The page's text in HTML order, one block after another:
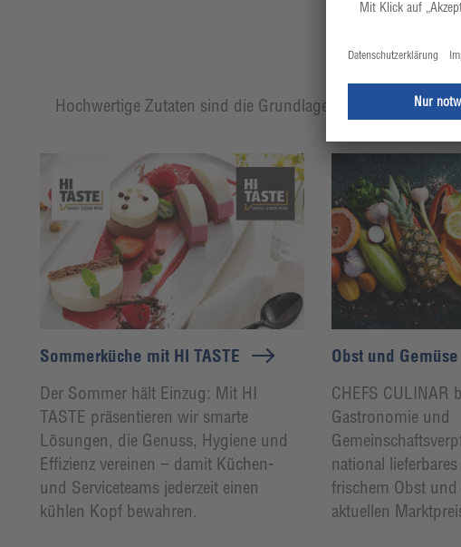
Hochwertige Zutaten sind die Grundlage eines jeden
Sommerküche mit HI TASTE
Der Sommer hält Einzug: Mit HI
TASTE präsentieren wir smarte
Lösungen, die Genuss, Hygiene und
Effizienz vereinen – damit Küchen-
und Serviceteams jederzeit einen
kühlen Kopf bewahren.
Obst und Gemüse
CHEFS CULINAR
Gastronomie und
national
frischem Obst und
aktuellen